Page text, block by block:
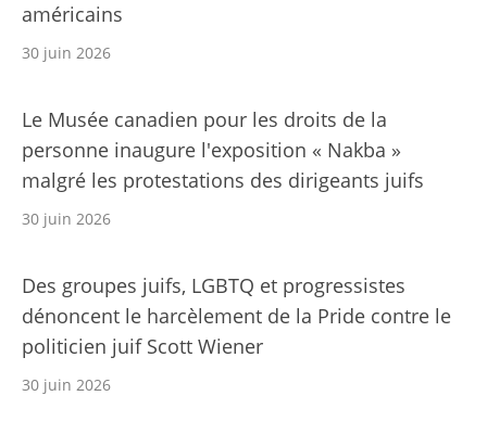
américains
30 juin 2026
Le Musée canadien pour les droits de la
personne inaugure l'exposition « Nakba »
malgré les protestations des dirigeants juifs
30 juin 2026
Des groupes juifs, LGBTQ et progressistes
dénoncent le harcèlement de la Pride contre le
politicien juif Scott Wiener
30 juin 2026